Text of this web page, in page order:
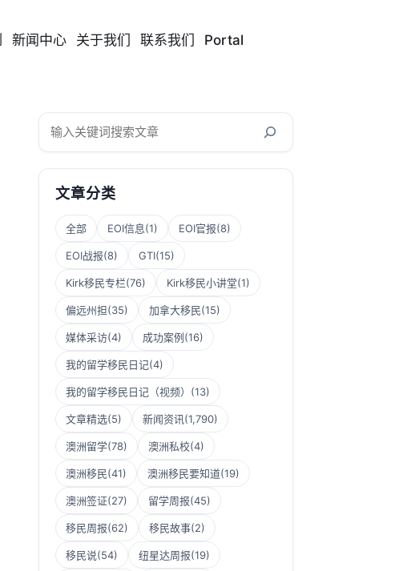
新闻中心 关于我们 联系我们 Portal
搜
文章分类
全部 EOI信息(1) EOI官报(8)
EOI战报(8) GTI(15)
Kirk移民专栏(76) Kirk移民小讲堂(1)
偏远州担(35) 加拿大移民(15)
媒体采访(4) 成功案例(16)
我的留学移民日记(4)
我的留学移民日记（视频） (13)
文章精选(5) 新闻资讯(1,790)
澳洲留学(78) 澳洲私校(4)
澳洲移民(41) 澳洲移民要知道(19)
澳洲签证(27) 留学周报(45)
移民周报(62) 移民故事(2)
移民说(54) 纽星达周报(19)